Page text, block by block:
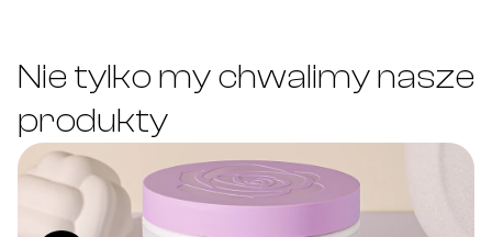
Nie tylko my chwalimy nasze
produkty